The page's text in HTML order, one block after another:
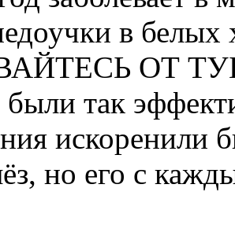
в белых
ОТ
так
искоренили
но его с